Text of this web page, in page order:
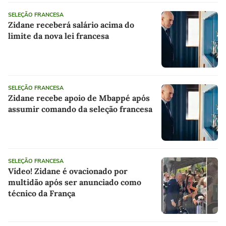
SELEÇÃO FRANCESA
Zidane receberá salário acima do
limite da nova lei francesa
SELEÇÃO FRANCESA
Zidane recebe apoio de Mbappé após
assumir comando da seleção francesa
SELEÇÃO FRANCESA
Vídeo! Zidane é ovacionado por
multidão após ser anunciado como
técnico da França